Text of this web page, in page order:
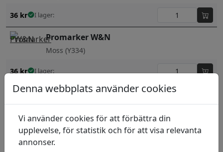
36 kr I lager:
Promarker W&N
Moss (Y334)
36kr I lager:
Promarker W&N
Mulberry (V865)
36 kr I lager:
Denna webbplats använder cookies
Vi använder cookies för att förbättra din
upplevelse, för statistik och för att visa relevanta
annonser.